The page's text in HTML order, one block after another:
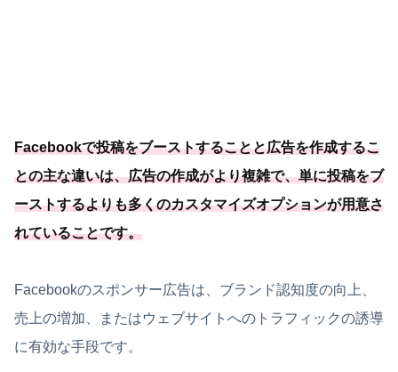
Facebookで投稿をブーストすることと広告を作成するこ
との主な違いは、広告の作成がより複雑で、単に投稿をブ
ーストするよりも多くのカスタマイズオプションが用意さ
れていることです。
Facebookのスポンサー広告は、ブランド認知度の向上、
売上の増加、またはウェブサイトへのトラフィックの誘導
に有効な手段です。